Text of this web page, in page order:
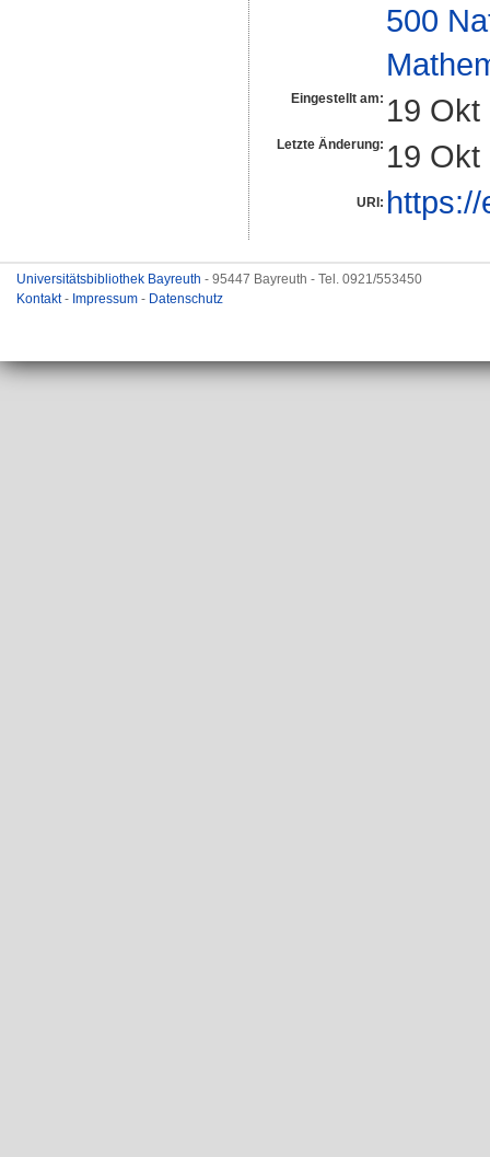
500
Eingestellt am: 19 Okt
Letzte Änderung: 19 Okt
URI:
Universitätsbibliothek Bayreuth - 95447 Bayreuth - Tel. 0921/553450
Kontakt- Impressum - Datenschutz